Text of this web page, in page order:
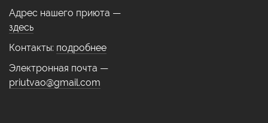
Адрес нашего приюта —
здесь
Контакты: подробнее
Электронная почта —
priutvao@gmail.com